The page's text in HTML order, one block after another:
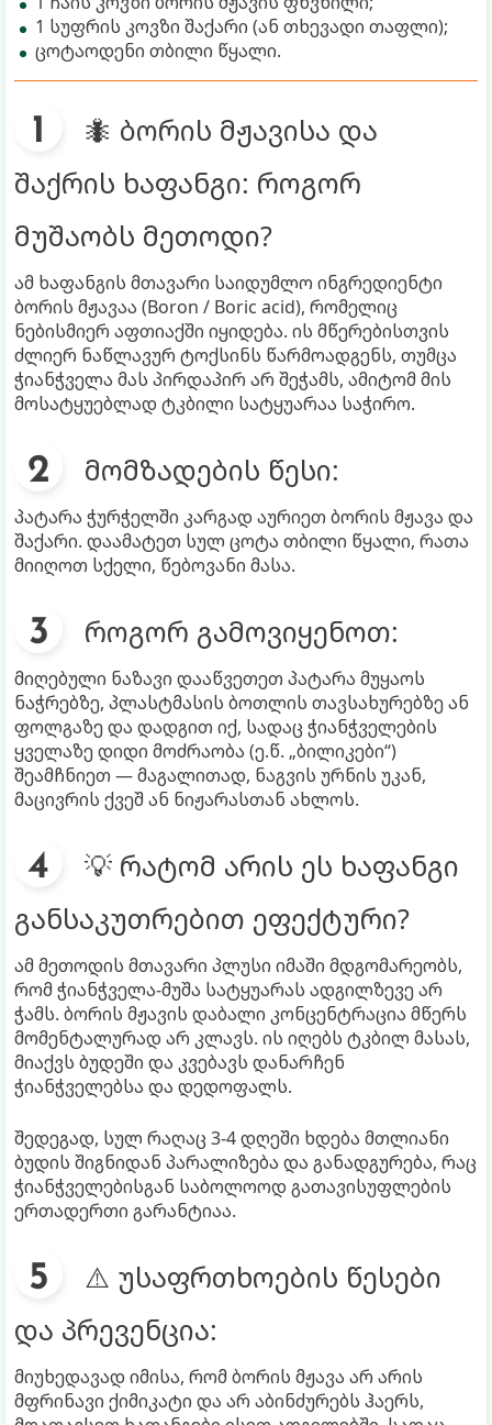
1 სუფრის კოვზი შაქარი (ან თხევადი თაფლი);
ცოტაოდენი თბილი წყალი.
🐜 ბორის მჟავისა და
შაქრის ხაფანგი: როგორ
მუშაობს მეთოდი?
ამ ხაფანგის მთავარი საიდუმლო ინგრედიენტი
ბორის მჟავაა (Boron / Boric acid), რომელიც
ნებისმიერ აფთიაქში იყიდება. ის მწერებისთვის
ძლიერ ნაწლავურ ტოქსინს წარმოადგენს, თუმცა
ჭიანჭველა მას პირდაპირ არ შეჭამს, ამიტომ მის
მოსატყუებლად ტკბილი სატყუარაა საჭირო.
მომზადების წესი:
პატარა ჭურჭელში კარგად აურიეთ ბორის მჟავა და
შაქარი. დაამატეთ სულ ცოტა თბილი წყალი, რათა
მიიღოთ სქელი, წებოვანი მასა.
როგორ გამოვიყენოთ:
მიღებული ნაზავი დააწვეთეთ პატარა მუყაოს
ნაჭრებზე, პლასტმასის ბოთლის თავსახურებზე ან
ფოლგაზე და დადგით იქ, სადაც ჭიანჭველების
ყველაზე დიდი მოძრაობა (ე.წ. „ბილიკები“)
შეამჩნიეთ — მაგალითად, ნაგვის ურნის უკან,
მაცივრის ქვეშ ან ნიჟარასთან ახლოს.
💡 რატომ არის ეს ხაფანგი
განსაკუთრებით ეფექტური?
ამ მეთოდის მთავარი პლუსი იმაში მდგომარეობს,
რომ ჭიანჭველა-მუშა სატყუარას ადგილზევე არ
ჭამს. ბორის მჟავის დაბალი კონცენტრაცია მწერს
მომენტალურად არ კლავს. ის იღებს ტკბილ მასას,
მიაქვს ბუდეში და კვებავს დანარჩენ
ჭიანჭველებსა და დედოფალს.
შედეგად, სულ რაღაც 3-4 დღეში ხდება მთლიანი
ბუდის შიგნიდან პარალიზება და განადგურება, რაც
ჭიანჭველებისგან საბოლოოდ გათავისუფლების
ერთადერთი გარანტიაა.
⚠️ უსაფრთხოების წესები
და პრევენცია:
მიუხედავად იმისა, რომ ბორის მჟავა არ არის
მფრინავი ქიმიკატი და არ აბინძურებს ჰაერს,